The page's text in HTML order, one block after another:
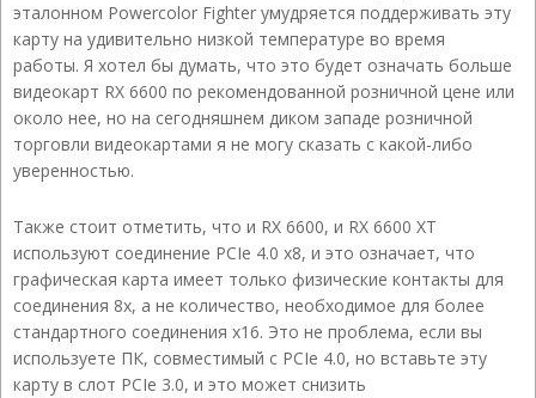
эталонном Powercolor Fighter умудряется поддерживать эту
карту на удивительно низкой температуре во время
работы. Я хотел бы думать, что это будет означать больше
видеокарт RX 6600 по рекомендованной розничной цене или
около нее, но на сегодняшнем диком западе розничной
торговли видеокартами я не могу сказать с какой-либо
уверенностью.
Также стоит отметить, что и RX 6600, и RX 6600 XT
используют соединение PCIe 4.0 x8, и это означает, что
графическая карта имеет только физические контакты для
соединения 8x, а не количество, необходимое для более
стандартного соединения x16. Это не проблема, если вы
используете ПК, совместимый с PCIe 4.0, но вставьте эту
карту в слот PCIe 3.0, и это может снизить